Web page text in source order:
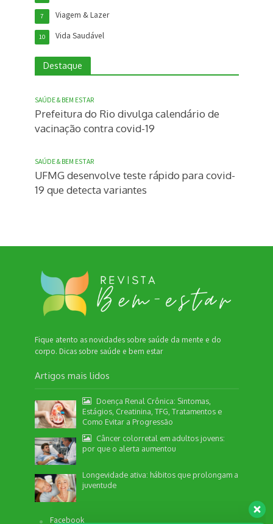
Viagem & Lazer
7
Vida Saudável
10
Destaque
SAÚDE & BEM ESTAR
Prefeitura do Rio divulga calendário de
vacinação contra covid-19
SAÚDE & BEM ESTAR
UFMG desenvolve teste rápido para covid-
19 que detecta variantes
Fique atento as novidades sobre saúde da mente e do
corpo. Dicas sobre saúde e bem estar
Artigos mais lidos
Doença Renal Crônica: Sintomas,
Estágios, Creatinina, TFG, Tratamentos e
Como Evitar a Progressão
Câncer colorretal em adultos jovens:
por que o alerta aumentou
Longevidade ativa: hábitos que prolongam a
juventude
Facebook
Nossa equipe de suporte ao cliente está aqui
para responder às suas perguntas. Informe se
quer enviar pautas.